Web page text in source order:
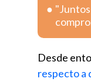
Desde
respecto a